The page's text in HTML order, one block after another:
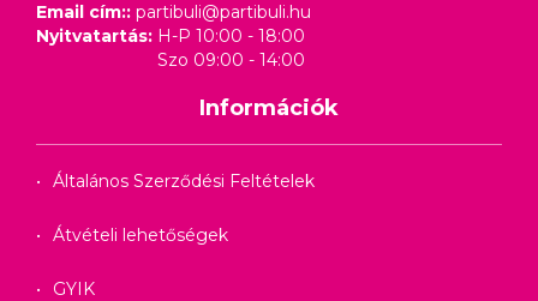
Email cím:: partibuli@partibuli.hu
Nyitvatartás: H-P 10:00 - 18:00
Szo 09:00 - 14:00
Információk
Általános Szerződési Feltételek
Átvételi lehetőségek
GYIK